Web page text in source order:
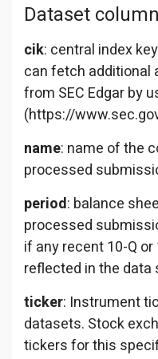
Dataset
cik: central index
can fetch additional
from SEC Edgar by
(https://
name: name of the
processed
period: balance
processed
if any recent 10-Q
reflected in the data
ticker: Instrument
datasets. Stock
tickers for this